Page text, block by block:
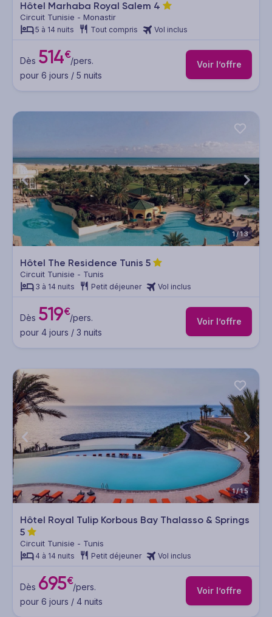
Hôtel Marhaba Royal Salem 4
Circuit Tunisie - Monastir
5 à 14 nuits Tout compris Vol inclus
Dès 514€/pers.
pour 6 jours / 5 nuits
Voir l’offre
1/13
Hôtel The Residence Tunis 5
Circuit Tunisie - Tunis
3 à 14 nuits Petit déjeuner Vol inclus
Dès 519€/pers.
pour 4 jours / 3 nuits
Voir l’offre
1/15
Hôtel Royal Tulip Korbous Bay Thalasso & Springs
5
Circuit Tunisie - Tunis
4 à 14 nuits Petit déjeuner Vol inclus
Dès 695€/pers.
pour 6 jours / 4 nuits
Voir l’offre